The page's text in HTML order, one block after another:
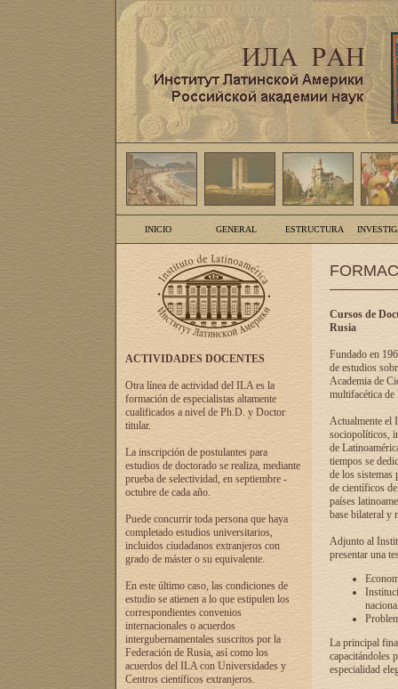
INICIO GENERAL ESTRUCTURA
ACTIVIDADES DOCENTES
Otra línea de actividad del ILA es la
formación de especialistas altamente
cualificados a nivel de Ph.D. y Doctor
titular.
La inscripción de postulantes para
estudios de doctorado se realiza, mediante
prueba de selectividad, en septiembre -
octubre de cada año.
Puede concurrir toda persona que haya
completado estudios universitarios,
incluidos ciudadanos extranjeros con
grado de máster o su equivalente.
En este último caso, las condiciones de
estudio se atienen a lo que estipulen los
correspondientes convenios
internacionales o acuerdos
intergubernamentales suscritos por la
Federación de Rusia, así como los
acuerdos del ILA con Universidades y
Centros científicos extranjeros.
Cursos de
Rusia
Fundado en
de estudios
Academia de
multifacética de
Actualmente el
sociopolíticos,
de
tiempos se
de los sistemas
de científicos
países
base bilateral y
Adjunto al
presentar una
La principal
capacitándoles
especialidad